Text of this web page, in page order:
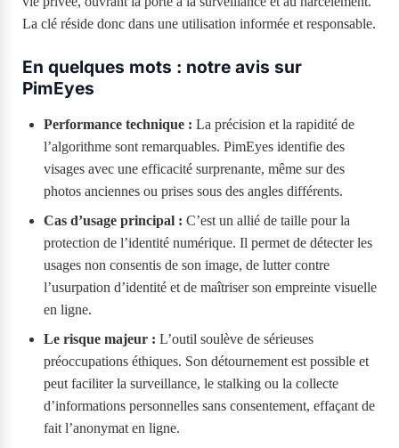
La clé réside donc dans une utilisation informée et responsable.
En quelques mots : notre avis sur
PimEyes
Performance technique : La précision et la rapidité de
l’algorithme sont remarquables. PimEyes identifie des
visages avec une efficacité surprenante, même sur des
photos anciennes ou prises sous des angles différents.
Cas d’usage principal : C’est un allié de taille pour la
protection de l’identité numérique. Il permet de détecter les
usages non consentis de son image, de lutter contre
l’usurpation d’identité et de maîtriser son empreinte visuelle
en ligne.
Le risque majeur : L’outil soulève de sérieuses
préoccupations éthiques. Son détournement est possible et
peut faciliter la surveillance, le stalking ou la collecte
d’informations personnelles sans consentement, effaçant de
fait l’anonymat en ligne.